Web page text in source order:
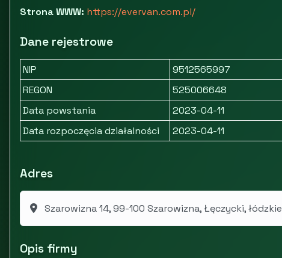
Strona WWW: https://evervan.com.pl/
Dane rejestrowe
NIP
9512565997
REGON
525006648
Data powstania
2023-04-11
Data rozpoczęcia działalności
2023-04-11
Adres
Szarowizna 14, 99-100 Szarowizna, Łęczycki, łódzkie
Opis firmy